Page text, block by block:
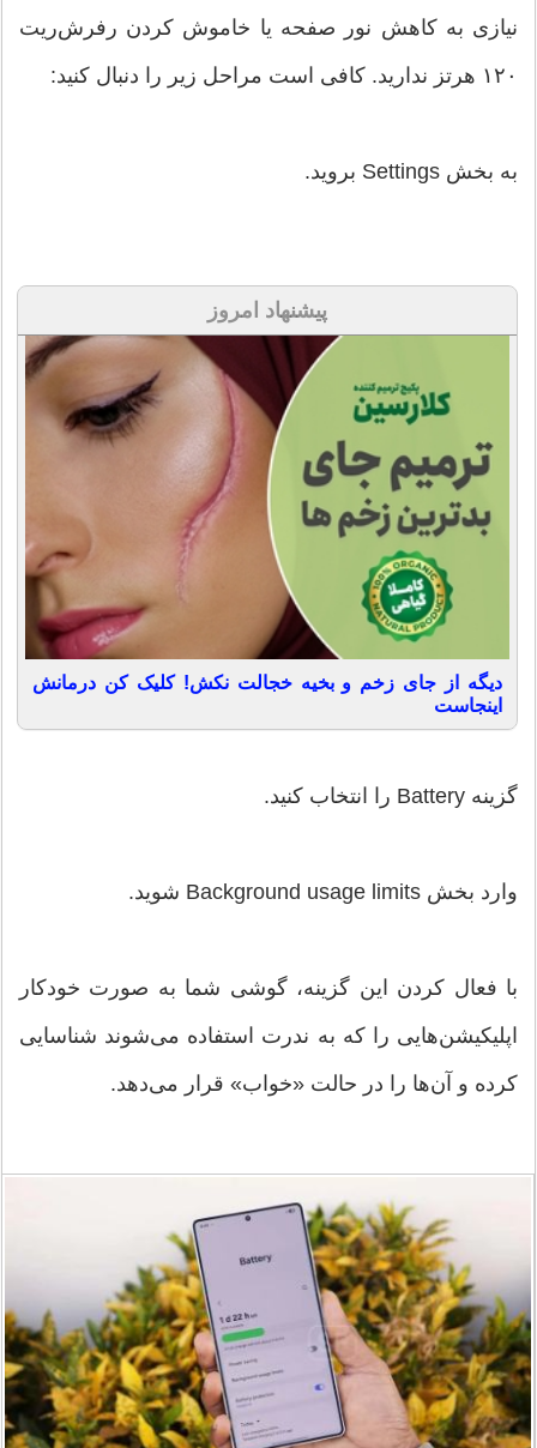
نیازی به کاهش نور صفحه یا خاموش کردن رفرش‌ریت
۱۲۰ هرتز ندارید. کافی است مراحل زیر را دنبال کنید:
به بخش Settings بروید.
پیشنهاد امروز
دیگه از جای زخم و بخیه خجالت نکش! کلیک کن درمانش
اینجاست
گزینه Battery را انتخاب کنید.
وارد بخش Background usage limits شوید.
با فعال کردن این گزینه، گوشی شما به صورت خودکار
اپلیکیشن‌هایی را که به ندرت استفاده می‌شوند شناسایی
کرده و آن‌ها را در حالت «خواب» قرار می‌دهد.